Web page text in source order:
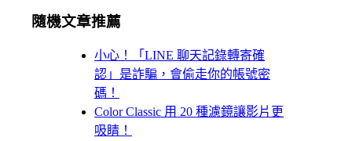
隨機文章推薦
小心！「LINE 聊天記錄轉寄確
認」是詐騙，會偷走你的帳號密
碼！
Color Classic 用 20 種濾鏡讓影片更
吸睛！